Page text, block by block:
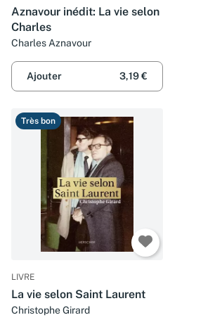
Aznavour inédit: La vie selon
Charles
Charles Aznavour
Ajouter 3,19 €
Très bon
LIVRE
La vie selon Saint Laurent
Christophe Girard